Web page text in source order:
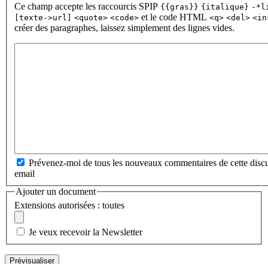
Ce champ accepte les raccourcis SPIP {{gras}} {italique} -
[texte->url] <quote> <code> et le code HTML <q> <del>
créer des paragraphes, laissez simplement des lignes vides.
Prévenez-moi de tous les nouveaux commentaires de cette
email
Ajouter un document
Extensions autorisées : toutes
Je veux recevoir la Newsletter